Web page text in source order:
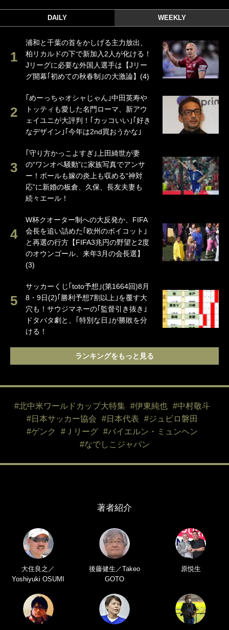
DAILY WEEKLY
浦和と千葉の首をかしげる主力放出、
柏リカルドの下で新加入2人が化ける！
Jリーグに必要な外国人選手は【Jリー
グ開幕｢初めての秋春制｣の大激論】(4)
｢めーっちゃオシャじゃん｣中田英寿や
トッティも愛した名門ローマ、新アウ
ェイユニが大評判！｢カッコいい｣｢好き
なデザイン｣｢今年は2nd買おうかな｣
｢守り方かっこよすぎ｣上田綺世が妻
の“ワンオペ騒動”に家族写真でアンサ
ー！ボールも嫁の炎上も収める“神対
応”に新婚の板倉、久保、長友夫妻も
続々エール！
W杯クオーター制への大反発か、FIFA
会長を追い詰めた｢欧州のボイコット｣
と再選の行方【FIFA3兆円の野望と2度
のオウンゴール、来年3月の会長選】
(3)
サッカーくじ｢toto予想｣(第1664回)8月
8・9日(2)｢勝利予想7割以上｣を覆す大
穴も！サウジマネーの｢監督引き抜き｣
ドタバタ劇と、｢特別な日｣が勝敗を分
ける！
ランキングをもっと見る
#北中米ワールドカップ大特集 #伊東純也
#中村敬斗
#日本サッカー協会
#日本代表
#ジュビロ磐田
#ゲンク
#Ｊリーグ
#バイエルン・ミュンヘン
#なでしこジャパン
著者紹介
大住良之／
Yoshiyuki OSUMI
後藤健生／Takeo
GOTO
原悦生